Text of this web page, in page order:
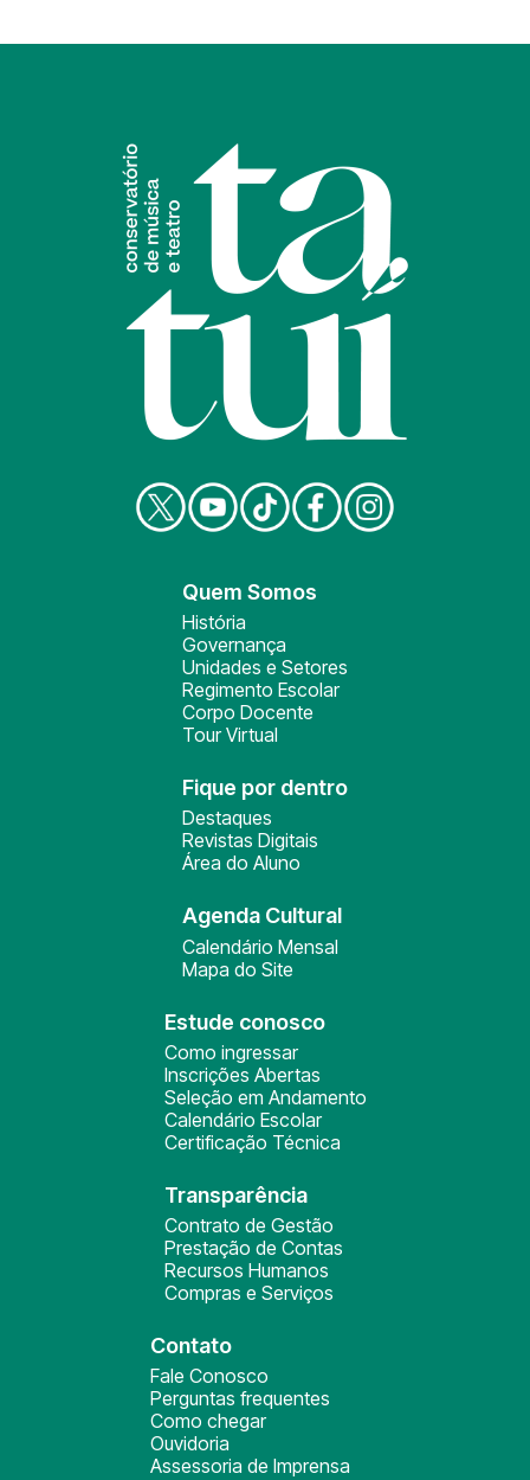
Quem Somos
História
Governança
Unidades e Setores
Regimento Escolar
Corpo Docente
Tour Virtual
Fique por dentro
Destaques
Revistas Digitais
Área do Aluno
Agenda Cultural
Calendário Mensal
Mapa do Site
Estude conosco
Como ingressar
Inscrições Abertas
Seleção em Andamento
Calendário Escolar
Certificação Técnica
Transparência
Contrato de Gestão
Prestação de Contas
Recursos Humanos
Compras e Serviços
Contato
Fale Conosco
Perguntas frequentes
Como chegar
Ouvidoria
Assessoria de Imprensa